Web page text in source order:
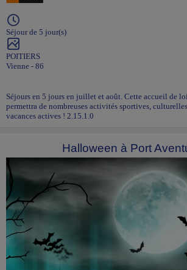
Séjour de 5 jour(s)
POITIERS
Vienne - 86
Séjours en 5 jours en juillet et août. Cette accueil de
permettra de nombreuses activités sportives,
vacances actives ! 2.15.1.0
Halloween à Port